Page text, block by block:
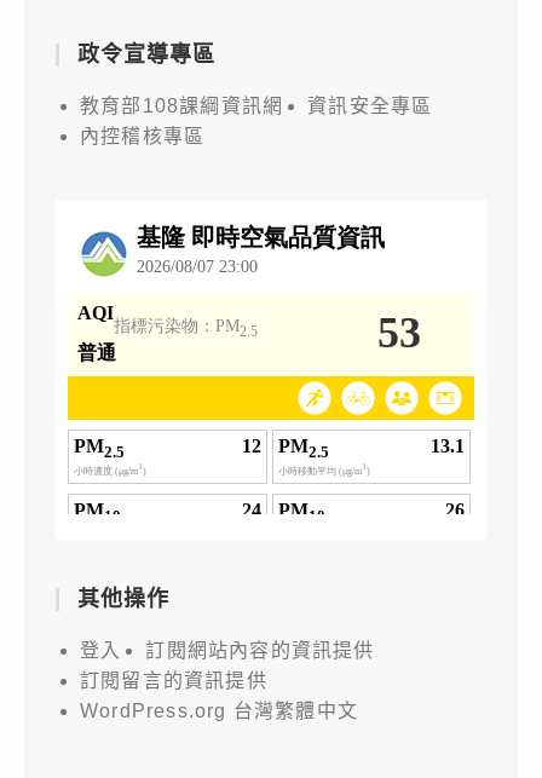
政令宣導專區
教育部108課綱資訊網
資訊安全專區
內控稽核專區
其他操作
登入
訂閱網站內容的資訊提供
訂閱留言的資訊提供
WordPress.org 台灣繁體中文